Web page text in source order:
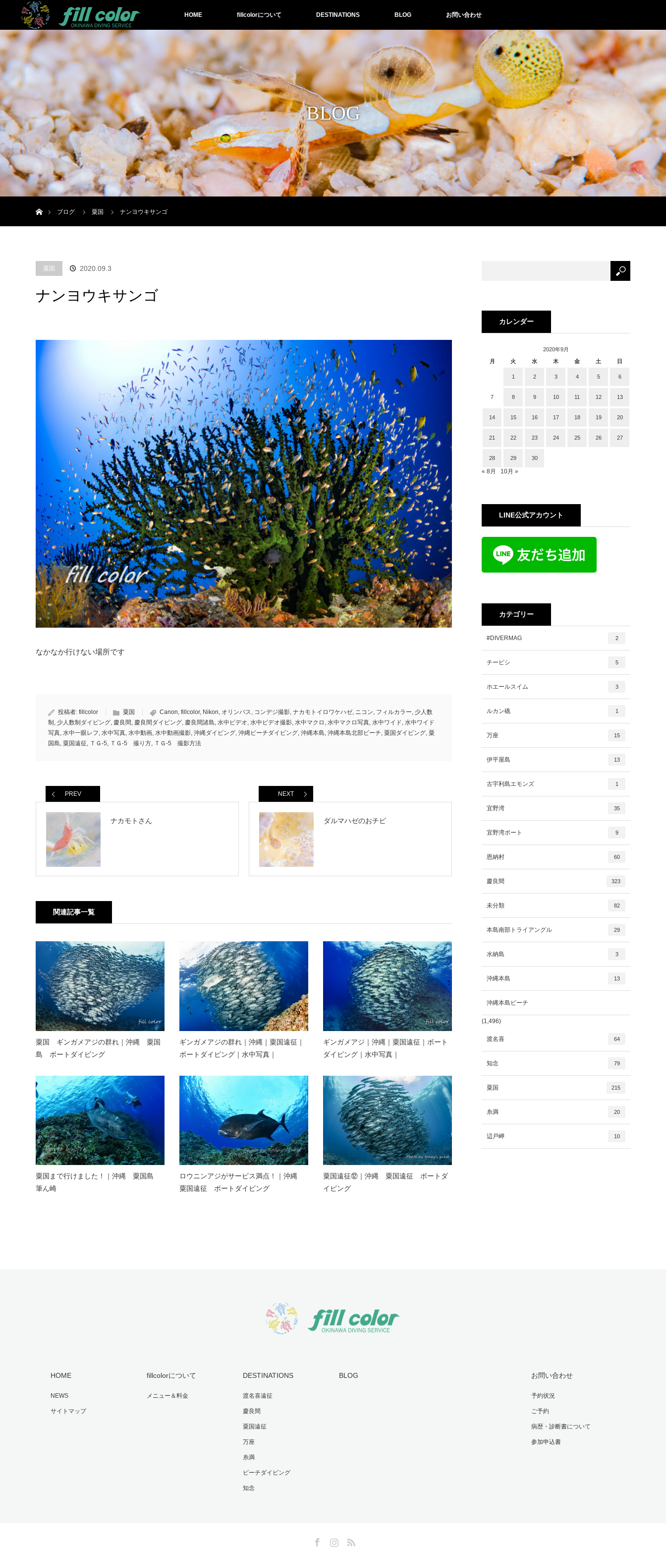
HOME fillcolorについて DESTINATIONS BLOG お問い合わせ
BLOG
ブログ
粟国 ナンヨウキサンゴ
粟国 2020.09.3
ナンヨウキサンゴ
なかなか行けない場所です
投稿者: fillcolor 粟国 Canon, fillcolor, Nikon, オリンパス, コンデジ撮影, ナカモトイロワケハゼ, ニコン, フィルカラー, 少人数
制 , 少人数制ダイビング, 慶良間 , 慶良間ダイビング, 慶良間諸島, 水中ビデオ, 水中ビデオ撮影, 水中マクロ , 水中マクロ写真, 水中ワイド, 水中ワイド
写真, 水中一眼レフ, 水中写真, 水中動画, 水中動画撮影, 沖縄ダイビング, 沖縄ビーチダイビング, 沖縄本島, 沖縄本島北部ビーチ, 粟国ダイビング, 粟
国島, 粟国遠征, ＴＧ-5, ＴＧ-5 撮り方, ＴＧ-5 撮影方法
PREV
ナカモトさん
NEXT
ダルマハゼのおチビ
関連記事一覧
粟国 ギンガメアジの群れ｜沖縄 粟国
島 ボートダイビング
ギンガメアジの群れ｜沖縄｜粟国遠征｜
ボートダイビング｜水中写真｜
ギンガメアジ｜沖縄｜粟国遠征｜ボート
ダイビング｜水中写真｜
粟国まで行けました！｜沖縄 粟国島
筆ん崎
ロウニンアジがサービス満点！｜沖縄
粟国遠征 ボートダイビング
粟国遠征⑫｜沖縄 粟国遠征 ボートダ
イビング
カレンダー
2020年9月
月
火 水 木 金 土 日
1 2 3 4 5 6
7 8 9 10 11 12 13
14 15 16 17 18 19 20
21 22 23 24 25 26 27
28 29 30
« 8月 10月 »
LINE公式アカウント
カテゴリー
#DIVERMAG 2
チービシ 5
ホエールスイム 3
ルカン礁 1
万座 15
伊平屋島 13
古宇利島エモンズ 1
宜野湾 35
宜野湾ボート 9
恩納村 60
慶良間 323
未分類 82
本島南部トライアングル 29
水納島 3
沖縄本島 13
沖縄本島ビーチ
(1,496)
渡名喜 64
知念 79
粟国 215
糸満 20
辺戸岬 10
HOME
NEWS
サイトマップ
fillcolorについて
メニュー＆料金
DESTINATIONS
渡名喜遠征
慶良間
粟国遠征
万座
糸満
ビーチダイビング
知念
BLOG お問い合わせ
予約状況
ご予約
病歴・診断書について
参加申込書